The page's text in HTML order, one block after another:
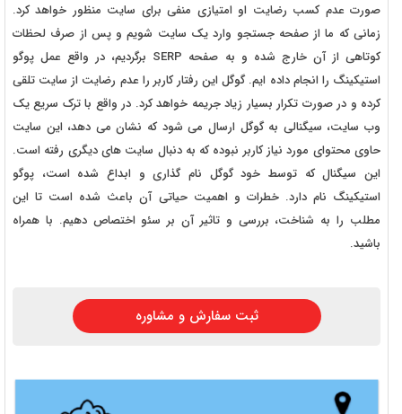
صورت عدم کسب رضایت او امتیازی منفی برای سایت منظور خواهد کرد.
زمانی که ما از صفحه جستجو وارد یک سایت شویم و پس از صرف لحظات
کوتاهی از آن خارج شده و به صفحه SERP برگردیم، در واقع عمل پوگو
استیکینگ را انجام داده ایم. گوگل این رفتار کاربر را عدم رضایت از سایت تلقی
کرده و در صورت تکرار بسیار زیاد جریمه خواهد کرد. در واقع با ترک سریع یک
وب سایت، سیگنالی به گوگل ارسال می شود که نشان می دهد، این سایت
حاوی محتوای مورد نیاز کاربر نبوده که به دنبال سایت های دیگری رفته است.
این سیگنال که توسط خود گوگل نام گذاری و ابداع شده است، پوگو
استیکینگ نام دارد. خطرات و اهمیت حیاتی آن باعث شده است تا این
مطلب را به شناخت، بررسی و تاثیر آن بر سئو اختصاص دهیم. با همراه
باشید.
ثبت سفارش و مشاوره